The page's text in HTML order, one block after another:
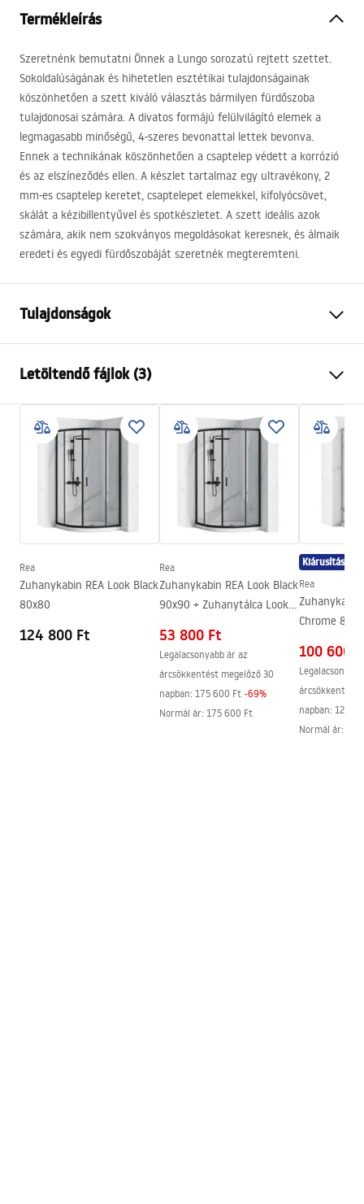
Termékleírás
Szeretnénk bemutatni Önnek a Lungo sorozatú rejtett szettet.
Sokoldalúságának és hihetetlen esztétikai tulajdonságainak
köszönhetően a szett kiváló választás bármilyen fürdőszoba
tulajdonosai számára. A divatos formájú felülvilágító elemek a
legmagasabb minőségű, 4-szeres bevonattal lettek bevonva.
Ennek a technikának köszönhetően a csaptelep védett a korrózió
és az elszíneződés ellen. A készlet tartalmaz egy ultravékony, 2
mm-es csaptelep keretet, csaptelepet elemekkel, kifolyócsövet,
skálát a kézibillentyűvel és spotkészletet. A szett ideális azok
számára, akik nem szokványos megoldásokat keresnek, és álmaik
eredeti és egyedi fürdőszobáját szeretnék megteremteni.
Tulajdonságok
Anyag
Csaptelep típusa
Egykaros
Felszerelés
Falba süllyesztett
Magasságállítás
Igen
Kádkifolyó
Igen, fix
Nyomásszabályozás
Igen
Bevonási technológia
A vízcsatlakozások távolsága
150mm
Letöltendő fájlok (3)
Biztonsági információk
Safety_Information_Shower_set.pdf
Garanciális feltételek
Warranty_Terms_and_Conditions_Faucets_-_5.pdf
Összeszerelési útmutató
Rea
Zuhanykabin REA Look Black
80x80
124 800 Ft
Rea
Zuhanykabin REA Look Black
90x90 + Zuhanytálca Look
53 800 Ft
Legalacsonyabb ár az
árcsökkentést megelőző 30
napban: 175 600 Ft -69%
Normál ár: 175 600 Ft
Kiárusítás
Rea
Zuhanykabin
Chrome
100 600
árcsökkentést
napban: 128
Normál ár: